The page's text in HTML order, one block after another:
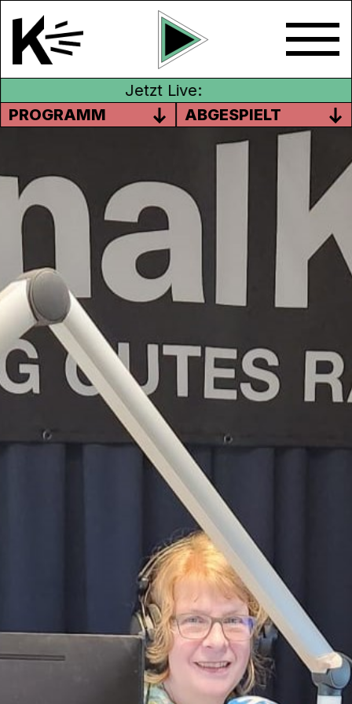
Jetzt Live:
PROGRAMM
ABGESPIELT
NEUJAHRSGESCHICHTEN VON
REGINA WURSTER
Regina Wurster ist Sprecherin,
Theaterpädagogin und Trauerrednerin, und
hat für dich eine spezielle Neujahrssendung
bereit. Seit 1996 schreibt Regina kurze
Neujahrsgeschichten und schickt sie an ihre
Freund*innen. Und nun schickt sie eine
Auswahl davon durch den Äther zu dir.
Natürlich mit zu den Geschichten
passender Musik.
Sendung vom 02.01.2024
Moderation: Regina Wurster
56:19
Details zum PodcastGasthörspiele und